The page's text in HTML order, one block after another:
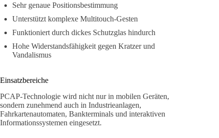
Sehr genaue Positionsbestimmung
Unterstützt komplexe Multitouch-Gesten
Funktioniert durch dickes Schutzglas hindurch
Hohe Widerstandsfähigkeit gegen Kratzer und
Vandalismus
Einsatzbereiche
PCAP-Technologie wird nicht nur in mobilen Geräten,
sondern zunehmend auch in Industrieanlagen,
Fahrkartenautomaten, Bankterminals und interaktiven
Informationssystemen eingesetzt.